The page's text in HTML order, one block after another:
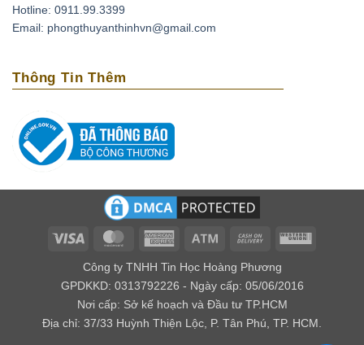
Hotline: 0911.99.3399
Email: phongthuyanthinhvn@gmail.com
Thông Tin Thêm
Visa MasterCardAmerican
Atm
Cash
Delivery
Western
Công ty TNHH Tin Học Hoàng Phương
GPDKKD: 0313792226 - Ngày cấp: 05/06/2016
Nơi cấp: Sở kế hoạch và Đầu tư TP.HCM
Địa chỉ: 37/33 Huỳnh Thiện Lộc, P. Tân Phú, TP. HCM.